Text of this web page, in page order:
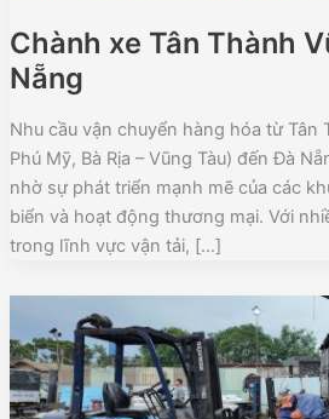
Chành xe Tân Thành
Nẵng
Nhu cầu vận chuyển hàng hóa từ Tân
Phú Mỹ, Bà Rịa – Vũng Tàu) đến Đà
nhờ sự phát triển mạnh mẽ của các
biển và hoạt động thương mại. Với
trong lĩnh vực vận tải, […]